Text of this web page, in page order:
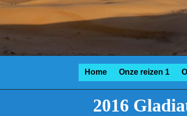
Home Onze reizen 1
2016